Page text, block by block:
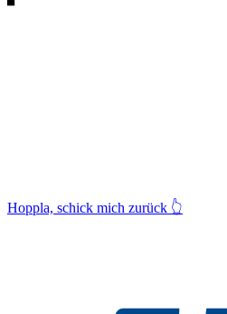
Hoppla, schick mich zurück 👆